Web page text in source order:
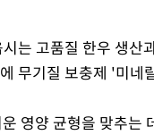
는 고품질 한우 생산
무기질 보충제 '미
영양 균형을 맞추는